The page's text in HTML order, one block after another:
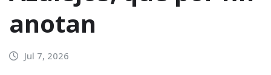
anotan
Jul 7, 2026